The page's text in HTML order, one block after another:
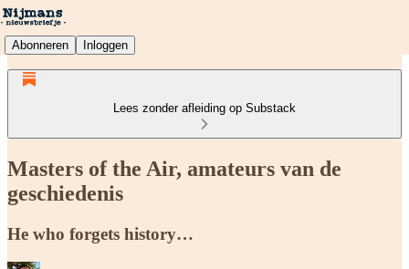
Abonneren Inloggen
Lees zonder afleiding op Substack
Masters of the Air, amateurs van de
geschiedenis
He who forgets history…